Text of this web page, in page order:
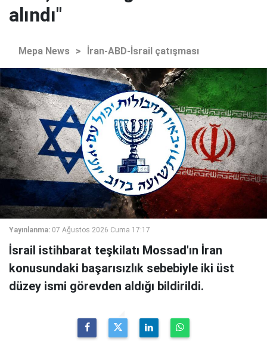
alındı"
Mepa News > İran-ABD-İsrail çatışması
Yayınlanma: 07 Ağustos 2026 Cuma 17:17
İsrail istihbarat teşkilatı Mossad'ın İran
konusundaki başarısızlık sebebiyle iki üst
düzey ismi görevden aldığı bildirildi.